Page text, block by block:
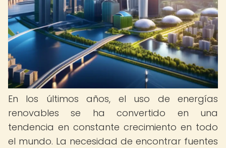
En los últimos años, el uso de energías
renovables se ha convertido en una
tendencia en constante crecimiento en todo
el mundo. La necesidad de encontrar fuentes